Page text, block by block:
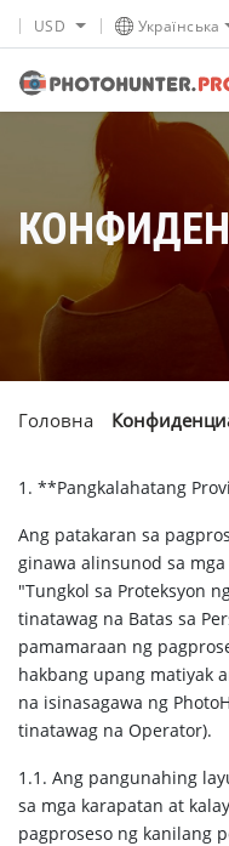
USD Українська
Головна
1. **Pangkalahatang
Ang patakaran sa
ginawa alinsunod sa
"Tungkol sa Proteksyon
tinatawag na Batas sa
pamamaraan ng
hakbang upang matiyak
na isinasagawa ng
tinatawag na Operator).
1.1. Ang pangunahing
sa mga karapatan at
pagproseso ng kanilang